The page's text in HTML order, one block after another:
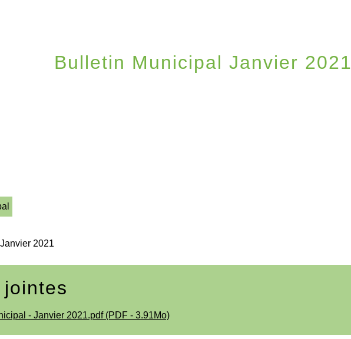
Bulletin Municipal Janvier 2021
2021
- Janvier 2021.pdf (PDF - 3.91Mo)